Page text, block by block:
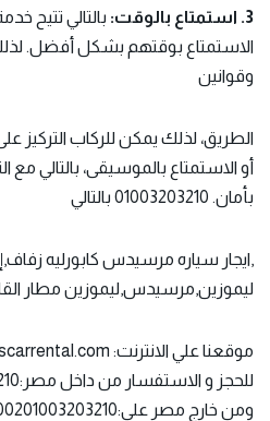
3. استمتاع بالوقت:
بالتالي تتيح
الاستمتاع بوقتهم بشكل أفضل. لذلك
وقوانين
الطريق، لذلك يمكن للركاب التركيز
أو الاستمتاع بالموسيقى، بالتالي
بأمان. 01003203210 بالتالي
,ايجار سياره مرسيدس كابورليه
ليموزين,مرسيدس,ليموزين مطار
موقعنا علي الانترنت: https://mercedescarrental.com/
للحجز و الاستفسار من داخل مصر:01003203210
ومن خارج مصر علي:00201003203210